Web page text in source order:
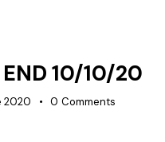
END 10/10/20
2020 0 Comments